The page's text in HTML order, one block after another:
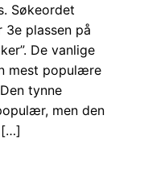
Søkeordet
3e plassen på
De vanlige
mest populære
tynne
men den
[…]